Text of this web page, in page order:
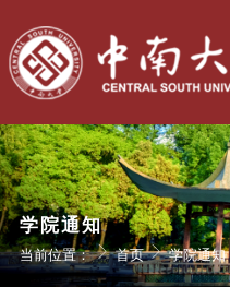
学院通知
当前位置： 首页 学院通知